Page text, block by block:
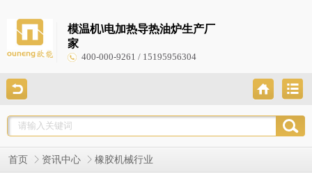
模温机\电加热导热油炉生产厂
家
400-000-9261 / 15195956304
首页 资讯中心 橡胶机械行业